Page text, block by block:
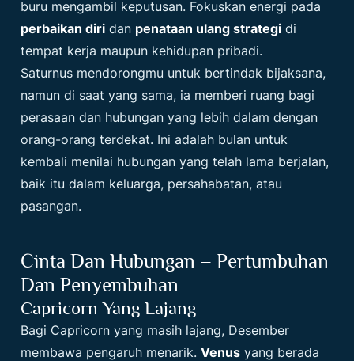
buru mengambil keputusan. Fokuskan energi pada
perbaikan diri dan penataan ulang strategi di
tempat kerja maupun kehidupan pribadi.
Saturnus mendorongmu untuk bertindak bijaksana,
namun di saat yang sama, ia memberi ruang bagi
perasaan dan hubungan yang lebih dalam dengan
orang-orang terdekat. Ini adalah bulan untuk
kembali menilai hubungan yang telah lama berjalan,
baik itu dalam keluarga, persahabatan, atau
pasangan.
Cinta Dan Hubungan – Pertumbuhan
Dan Penyembuhan
Capricorn Yang Lajang
Bagi Capricorn yang masih lajang, Desember
membawa pengaruh menarik.Venus yang berada